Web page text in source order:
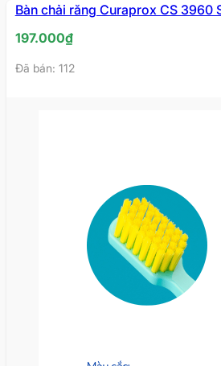
Bàn chải răng Curaprox CS 3960
197.000₫
Đã bán: 112